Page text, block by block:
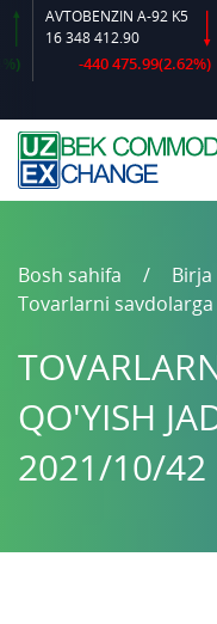
AVTOBENZIN A-92 K5
16 348 412.90
-440 475.99(2.62%)
Bosh sahifa
Tovarlarni
QO'YISH
2021/10/42